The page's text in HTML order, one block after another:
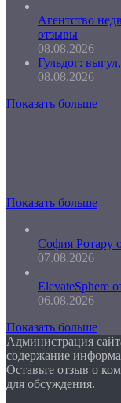
Агентство
отзывы
08.08.2026
Гульдог:
08.08.2026
Показать больше
Показать больше
София Ротару
07.08.2026
ElevateSphere
06.08.2026
Показать больше
Администрация
содержание
Оставьте отзыв о
для обсуждения.